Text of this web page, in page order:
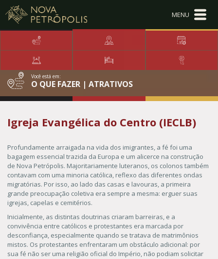
Ir para conteúdo principal
Conteúdo Menu
Conteúdo Principal
Você está em:
O QUE FAZER | ATRATIVOS
Igreja Evangélica do Centro (IECLB)
Profundamente arraigada na vida dos imigrantes, a fé foi uma
bagagem essencial trazida da Europa e um alicerce na construção
de Nova Petrópolis. Majoritariamente luteranos, os colonos também
contavam com uma minoria católica, reflexo das diferentes ondas
migratórias. Por isso, ao lado das casas e lavouras, a primeira
grande preocupação coletiva era sempre a mesma: erguer suas
igrejas, capelas e cemitérios.
Inicialmente, as distintas doutrinas criaram barreiras, e a
convivência entre católicos e protestantes era marcada por
desconfiança, especialmente quando se tratava de matrimônios
mistos. Os protestantes enfrentaram um obstáculo adicional: por
sua fé não ser uma religião oficial do Império, não podiam solicitar